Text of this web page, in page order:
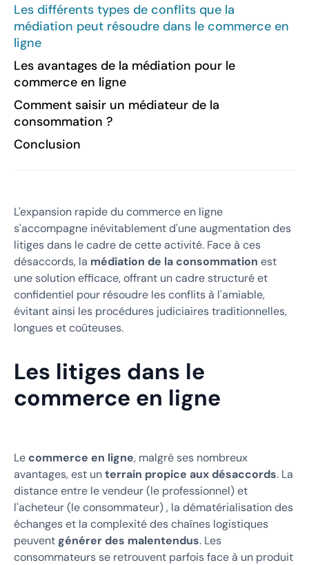
Les différents types de conflits que la
médiation peut résoudre dans le commerce en
ligne
Les avantages de la médiation pour le
commerce en ligne
Comment saisir un médiateur de la
consommation ?
Conclusion
L'expansion rapide du commerce en ligne
s'accompagne inévitablement d'une augmentation des
litiges dans le cadre de cette activité. Face à ces
désaccords, la médiation de la consommation est
une solution efficace, offrant un cadre structuré et
confidentiel pour résoudre les conflits à l'amiable,
évitant ainsi les procédures judiciaires traditionnelles,
longues et coûteuses.
Les litiges dans le
commerce en ligne
Lecommerce en ligne, malgré ses nombreux
avantages, est unterrain propice aux désaccords. La
distance entre le vendeur (le professionnel) et
l'acheteur (le consommateur) , la dématérialisation des
échanges et la complexité des chaînes logistiques
peuvent générer des malentendus. Les
consommateurs se retrouvent parfois face à un produit